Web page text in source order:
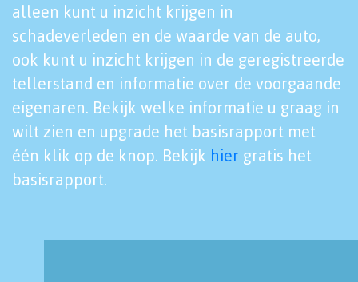
alleen kunt u inzicht krijgen in
schadeverleden en de waarde van de auto,
ook kunt u inzicht krijgen in de geregistreerde
tellerstand en informatie over de voorgaande
eigenaren. Bekijk welke informatie u graag in
wilt zien en upgrade het basisrapport met
één klik op de knop. Bekijk hier gratis het
basisrapport.